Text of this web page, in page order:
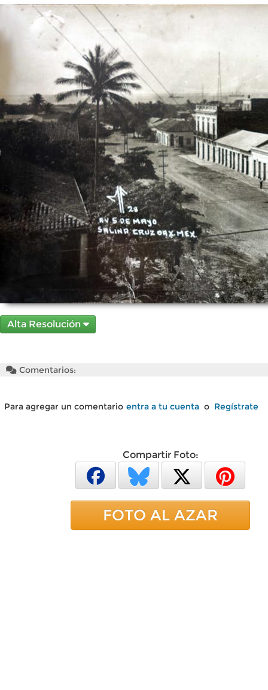
Alta Resolución
Comentarios:
Para agregar un comentario entra a tu cuenta o Regístrate
Compartir Foto:
FOTO AL AZAR